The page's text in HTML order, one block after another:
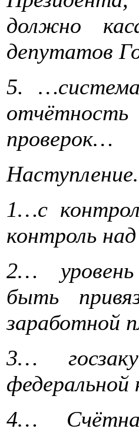
должно
депутатов
5. …система
отчётность
проверок…
1…с
контроль
2… уровень
быть
заработной
3…
4…